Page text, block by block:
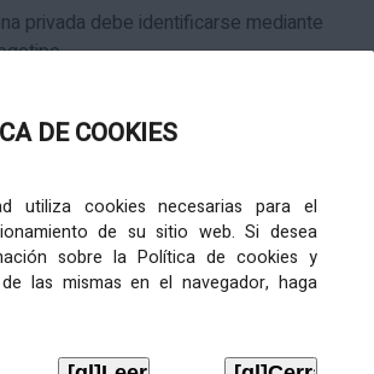
DE COOKIES
utiliza cookies necesarias para el
de su sitio web. Si desea
sobre la Política de cookies y
las mismas en el navegador, haga
CARTAFOL CIDADÁN
privada debe identificarse mediante